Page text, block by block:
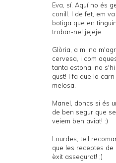
Eva, sí. Aquí no és
conill. I de fet, em
botiga que en
trobar-ne! jejeje
Glòria, a mi no
cervesa, i com
tanta estona, no
gust! I fa que la
melosa.
Manel, doncs si és
de ben segur que
veiem ben aviat! :)
Lourdes, te'l
que les receptes de
èxit assegurat! ;)